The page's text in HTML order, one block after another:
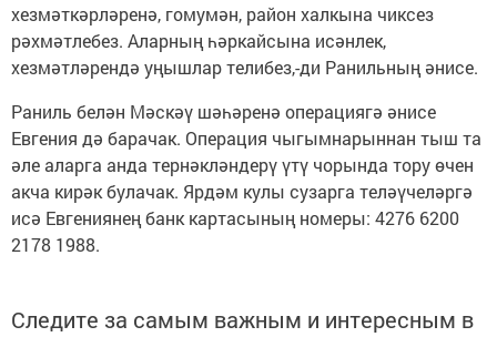
хезмәткәрләренә, гомумән, район халкына чиксез
рәхмәтлебез. Аларның һәркайсына исәнлек,
хезмәтләрендә уңышлар телибез,-ди Ранильның әнисе.
Раниль белән Мәскәү шәһәренә операциягә әнисе
Евгения дә барачак. Операция чыгымнарыннан тыш та
әле аларга анда тернәкләндерү үтү чорында тору өчен
акча кирәк булачак. Ярдәм кулы сузарга теләүчеләргә
исә Евгениянең банк картасының номеры: 4276 6200
2178 1988.
Следите за самым важным и интересным в